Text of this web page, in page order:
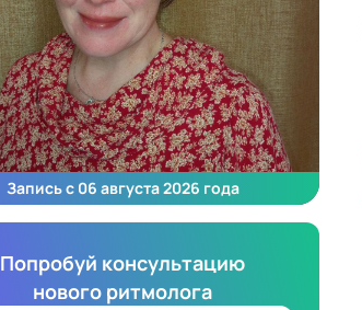
Запись с 06 августа 2026 года
Попробуй консультацию
нового ритмолога